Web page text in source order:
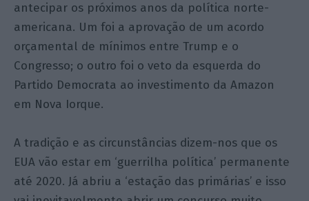
antecipar os próximos anos da política norte-
americana. Um foi a aprovação de um acordo
orçamental de mínimos entre Trump e o
Congresso; o outro foi o veto da esquerda do
Partido Democrata ao investimento da Amazon
em Nova Iorque.
A tradição e as circunstâncias dizem-nos que os
EUA vão estar em ‘guerrilha política’ permanente
até 2020. Já abriu a ‘estação das primárias’ e isso